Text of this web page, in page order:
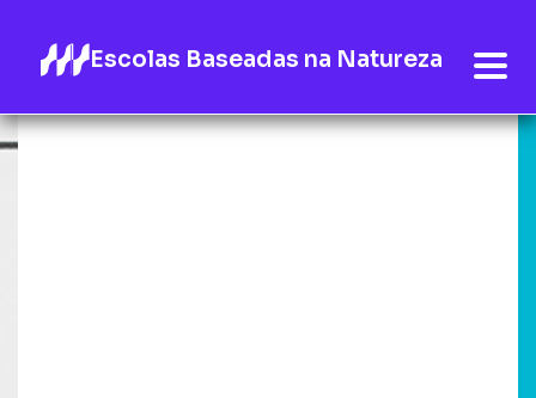
Escolas Baseadas na Natureza